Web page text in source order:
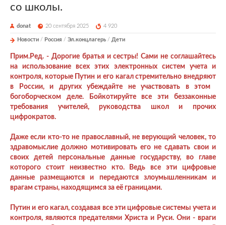
со школы.
donat 20 сентября 2025 4 920
Новости / Россия / Эл.концлагерь / Дети
Прим.Ред. - Дорогие братья и сестры! Сами не соглашайтесь
на использование всех этих электронных систем учета и
контроля, которые Путин и его кагал стремительно внедряют
в России, и других убеждайте не участвовать в этом
богоборческом деле. Бойкотируйте все эти беззаконные
требования учителей, руководства школ и прочих
цифрократов.
Даже если кто-то не православный, не верующий человек, то
здравомыслие должно мотивировать его не сдавать свои и
своих детей персональные данные государству, во главе
которого стоит неизвестно кто. Ведь все эти цифровые
данные размещаются и передаются злоумышленникам и
врагам страны, находящимся за её границами.
Путин и его кагал, создавая все эти цифровые системы учета и
контроля, являются предателями Христа и Руси. Они - враги